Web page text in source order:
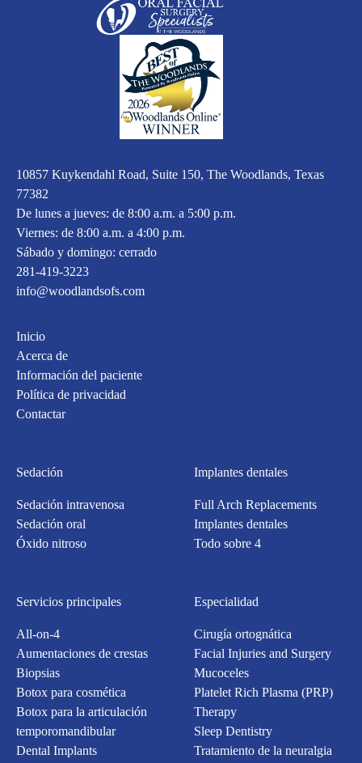
10857 Kuykendahl Road, Suite 150, The Woodlands, Texas
77382
De lunes a jueves: de 8:00 a.m. a 5:00 p.m.
Viernes: de 8:00 a.m. a 4:00 p.m.
Sábado y domingo: cerrado
281-419-3223
info@woodlandsofs.com
Inicio
Acerca de
Información del paciente
Política de privacidad
Contactar
Sedación
Sedación intravenosa
Sedación oral
Óxido nitroso
Implantes dentales
Full Arch Replacements
Implantes dentales
Todo sobre 4
Servicios principales
All-on-4
Aumentaciones de crestas
Biopsias
Botox para cosmética
Botox para la articulación
temporomandibular
Dental Implants
Especialidad
Cirugía ortognática
Facial Injuries and Surgery
Mucoceles
Platelet Rich Plasma (PRP)
Therapy
Sleep Dentistry
Tratamiento de la neuralgia